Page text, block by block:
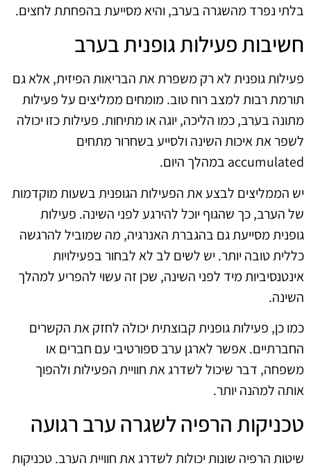
בלתי נפרד מהשגרה בערב, והיא מסייעת בהפחתת לחצים.
חשיבות פעילות גופנית בערב
פעילות גופנית לא רק משפרת את הבריאות הפיזית, אלא גם
תורמת רבות למצב רוח טוב. מומחים ממליצים על פעילות
מתונה בערב, כמו הליכה, יוגה או מתיחות. פעילות כזו יכולה
לשפר את איכות השינה ולסייע בשחרור מתחים
accumulated במהלך היום.
יש הממליצים לבצע את הפעילות הגופנית בשעות מוקדמות
של הערב, כך שהגוף יוכל להירגע לפני השינה. פעילות
גופנית מסייעת גם בהגברת האנרגיה, מה שמוביל להרגשה
כללית טובה יותר. יש לשים לב לא לבחור בפעילויות
אינטנסיביות מיד לפני השינה, שכן זה עשוי להפריע למהלך
השינה.
כמו כן, פעילות גופנית קבוצתית יכולה לחזק את הקשרים
החברתיים. אפשר לארגן ערב ספורטיבי עם חברים או
משפחה, דבר שיכול לשדרג את חוויית הפעילות ולהפוך
אותה למהנה יותר.
טכניקות הרפיה לשגרה ערב רגועה
שיטות הרפיה שונות יכולות לשדרג את חוויית הערב. טכניקות